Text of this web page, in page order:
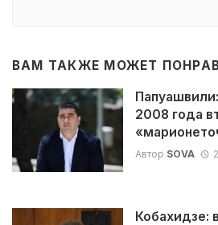
ВАМ ТАКЖЕ МОЖЕТ
2008 года
Автор SOVA
Кобахидзе: